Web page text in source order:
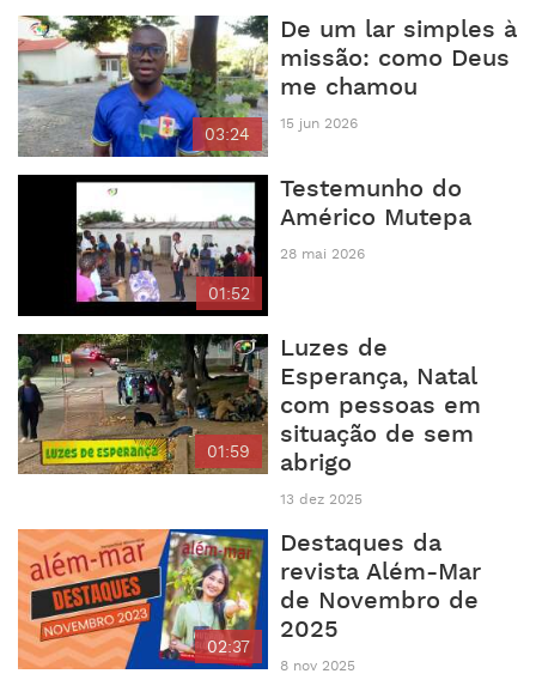
03:24
De um lar simples à
missão: como Deus
me chamou
15 jun 2026
01:52
Testemunho do
Américo Mutepa
28 mai 2026
01:59
Luzes de
Esperança, Natal
com pessoas em
situação de sem
abrigo
13 dez 2025
02:37
Destaques da
revista Além-Mar
de Novembro de
2025
8 nov 2025